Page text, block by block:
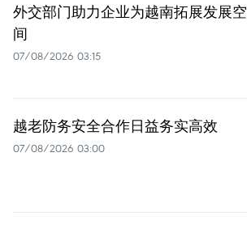
外交部门助力企业为越南拓展发展空
间
07/08/2026 03:15
越老防务安全合作日益务实高效
07/08/2026 03:00